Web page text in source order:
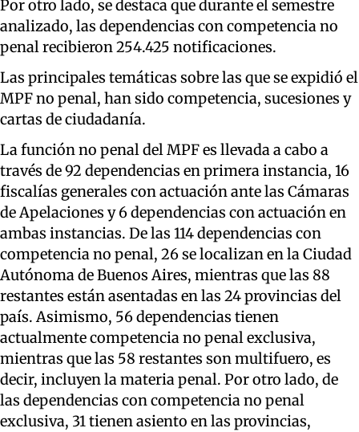
Por otro lado, se destaca que durante el semestre
analizado, las dependencias con competencia no
penal recibieron 254.425 notificaciones.
Las principales temáticas sobre las que se expidió el
MPF no penal, han sido competencia, sucesiones y
cartas de ciudadanía.
La función no penal del MPF es llevada a cabo a
través de 92 dependencias en primera instancia, 16
fiscalías generales con actuación ante las Cámaras
de Apelaciones y 6 dependencias con actuación en
ambas instancias. De las 114 dependencias con
competencia no penal, 26 se localizan en la Ciudad
Autónoma de Buenos Aires, mientras que las 88
restantes están asentadas en las 24 provincias del
país. Asimismo, 56 dependencias tienen
actualmente competencia no penal exclusiva,
mientras que las 58 restantes son multifuero, es
decir, incluyen la materia penal. Por otro lado, de
las dependencias con competencia no penal
exclusiva, 31 tienen asiento en las provincias,